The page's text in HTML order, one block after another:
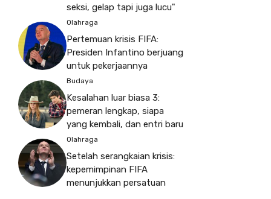
seksi, gelap tapi juga lucu"
Olahraga
Pertemuan krisis FIFA:
Presiden Infantino berjuang
untuk pekerjaannya
Budaya
Kesalahan luar biasa 3:
pemeran lengkap, siapa
yang kembali, dan entri baru
Olahraga
Setelah serangkaian krisis:
kepemimpinan FIFA
menunjukkan persatuan